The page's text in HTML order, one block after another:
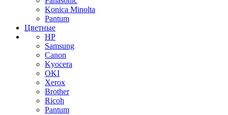
Konica Minolta
Pantum
Цветные
HP
Samsung
Canon
Kyocera
OKI
Xerox
Brother
Ricoh
Pantum